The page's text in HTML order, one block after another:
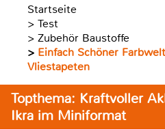
Startseite
> Test
> Zubehör Baustoffe
> Einfach Schöner
Vliestapeten
Topthema: Kraftvoller
Ikra im Miniformat